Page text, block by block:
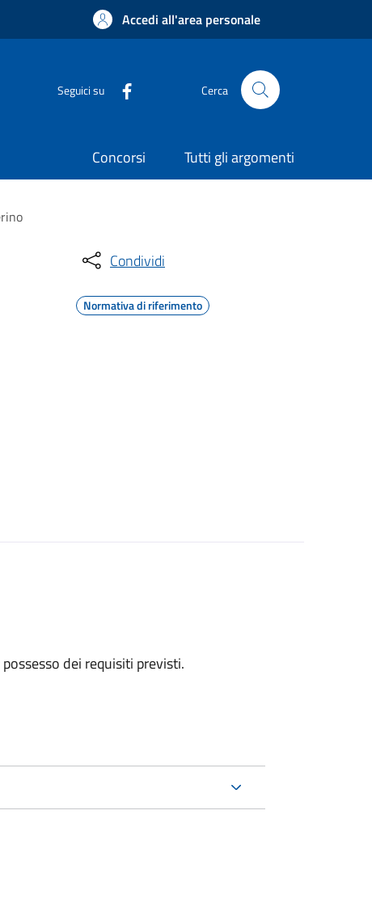
Accedi all'area personale
Seguici su Cerca
Concorsi Tutti gli argomenti
Condividi
Normativa di riferimento
dei requisiti previsti.